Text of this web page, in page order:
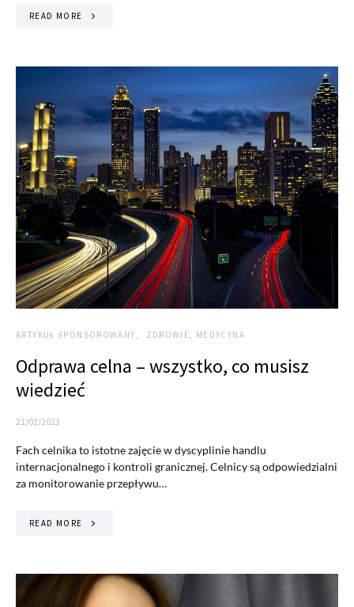
READ MORE
ARTYKUŁ SPONSOROWANY ZDROWIE, MEDYCYNA
Odprawa celna – wszystko, co musisz
wiedzieć
21/02/2023
Fach celnika to istotne zajęcie w dyscyplinie handlu
internacjonalnego i kontroli granicznej. Celnicy są odpowiedzialni
za monitorowanie przepływu…
READ MORE